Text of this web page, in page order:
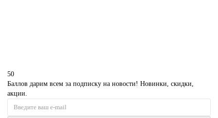
50
Баллов дарим всем за подписку на новости! Новинки, скидки,
акции.